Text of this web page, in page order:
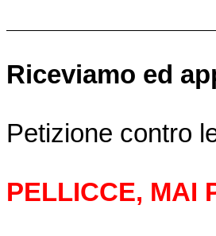
Riceviamo ed
Petizione contro
PELLICCE, MAI